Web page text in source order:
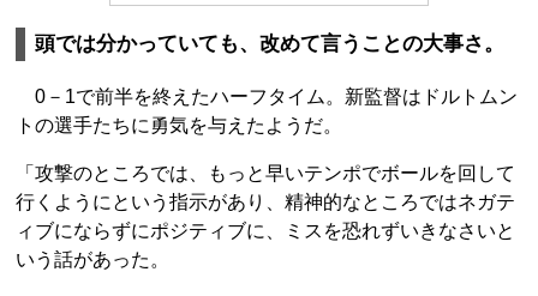
頭では分かっていても、改めて言うことの大事さ。
0－1で前半を終えたハーフタイム。新監督はドルトムン
トの選手たちに勇気を与えたようだ。
「攻撃のところでは、もっと早いテンポでボールを回して
行くようにという指示があり、精神的なところではネガテ
ィブにならずにポジティブに、ミスを恐れずいきなさいと
いう話があった。